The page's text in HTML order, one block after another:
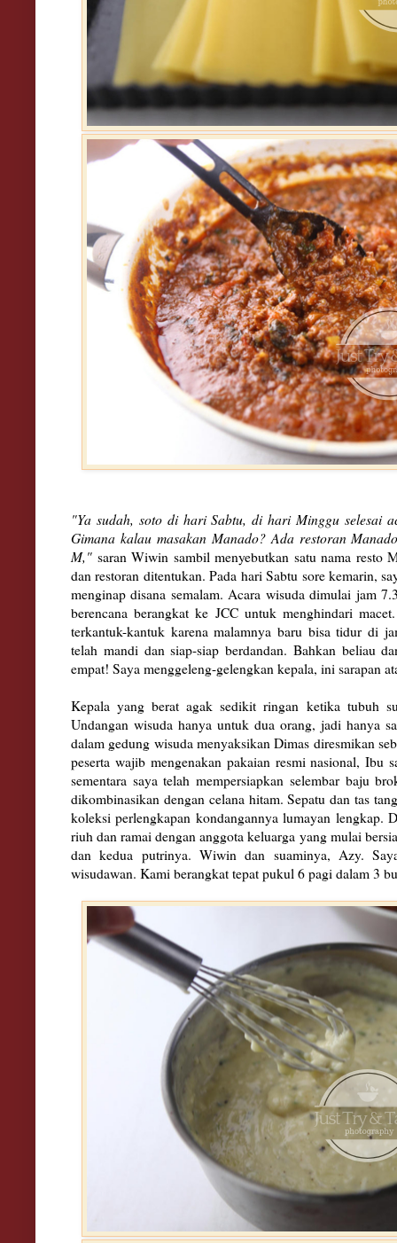
"Ya sudah, soto di hari Sabtu, di hari Minggu selesai
Gimana kalau masakan Manado? Ada restoran
M," saran Wiwin sambil menyebutkan satu nama resto
dan restoran ditentukan. Pada hari Sabtu sore kemarin,
menginap disana semalam. Acara wisuda dimulai jam
berencana berangkat ke JCC untuk menghindari
terkantuk-kantuk karena malamnya baru bisa tidur di
telah mandi dan siap-siap berdandan. Bahkan beliau
empat! Saya menggeleng-gelengkan kepala, ini sarapan
Kepala yang berat agak sedikit ringan ketika tubuh
Undangan wisuda hanya untuk dua orang, jadi hanya
dalam gedung wisuda menyaksikan Dimas diresmikan
peserta wajib mengenakan pakaian resmi nasional, Ibu
sementara saya telah mempersiapkan selembar baju
dikombinasikan dengan celana hitam. Sepatu dan tas
koleksi perlengkapan kondangannya lumayan lengkap.
riuh dan ramai dengan anggota keluarga yang mulai
dan kedua putrinya. Wiwin dan suaminya, Azy.
wisudawan. Kami berangkat tepat pukul 6 pagi dalam 3